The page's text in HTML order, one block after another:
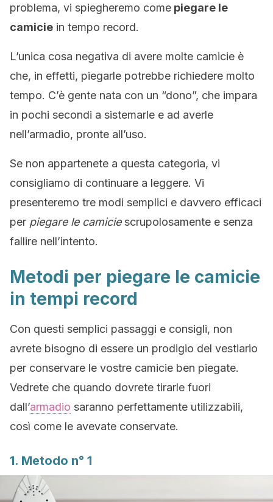
problema, vi spiegheremo come piegare le
camicie in tempo record.
L’unica cosa negativa di avere molte camicie è
che, in effetti, piegarle potrebbe richiedere molto
tempo. C’è gente nata con un “dono”, che impara
in pochi secondi a sistemarle e ad averle
nell’armadio, pronte all’uso.
Se non appartenete a questa categoria, vi
consigliamo di continuare a leggere. Vi
presenteremo tre modi semplici e davvero efficaci
per piegare le camiciescrupolosamente e senza
fallire nell’intento.
Metodi per piegare le camicie
in tempi record
Con questi semplici passaggi e consigli, non
avrete bisogno di essere un prodigio del vestiario
per conservare le vostre camicie ben piegate.
Vedrete che quando dovrete tirarle fuori
dall’armadio saranno perfettamente utilizzabili,
così come le avevate conservate.
1. Metodo n° 1